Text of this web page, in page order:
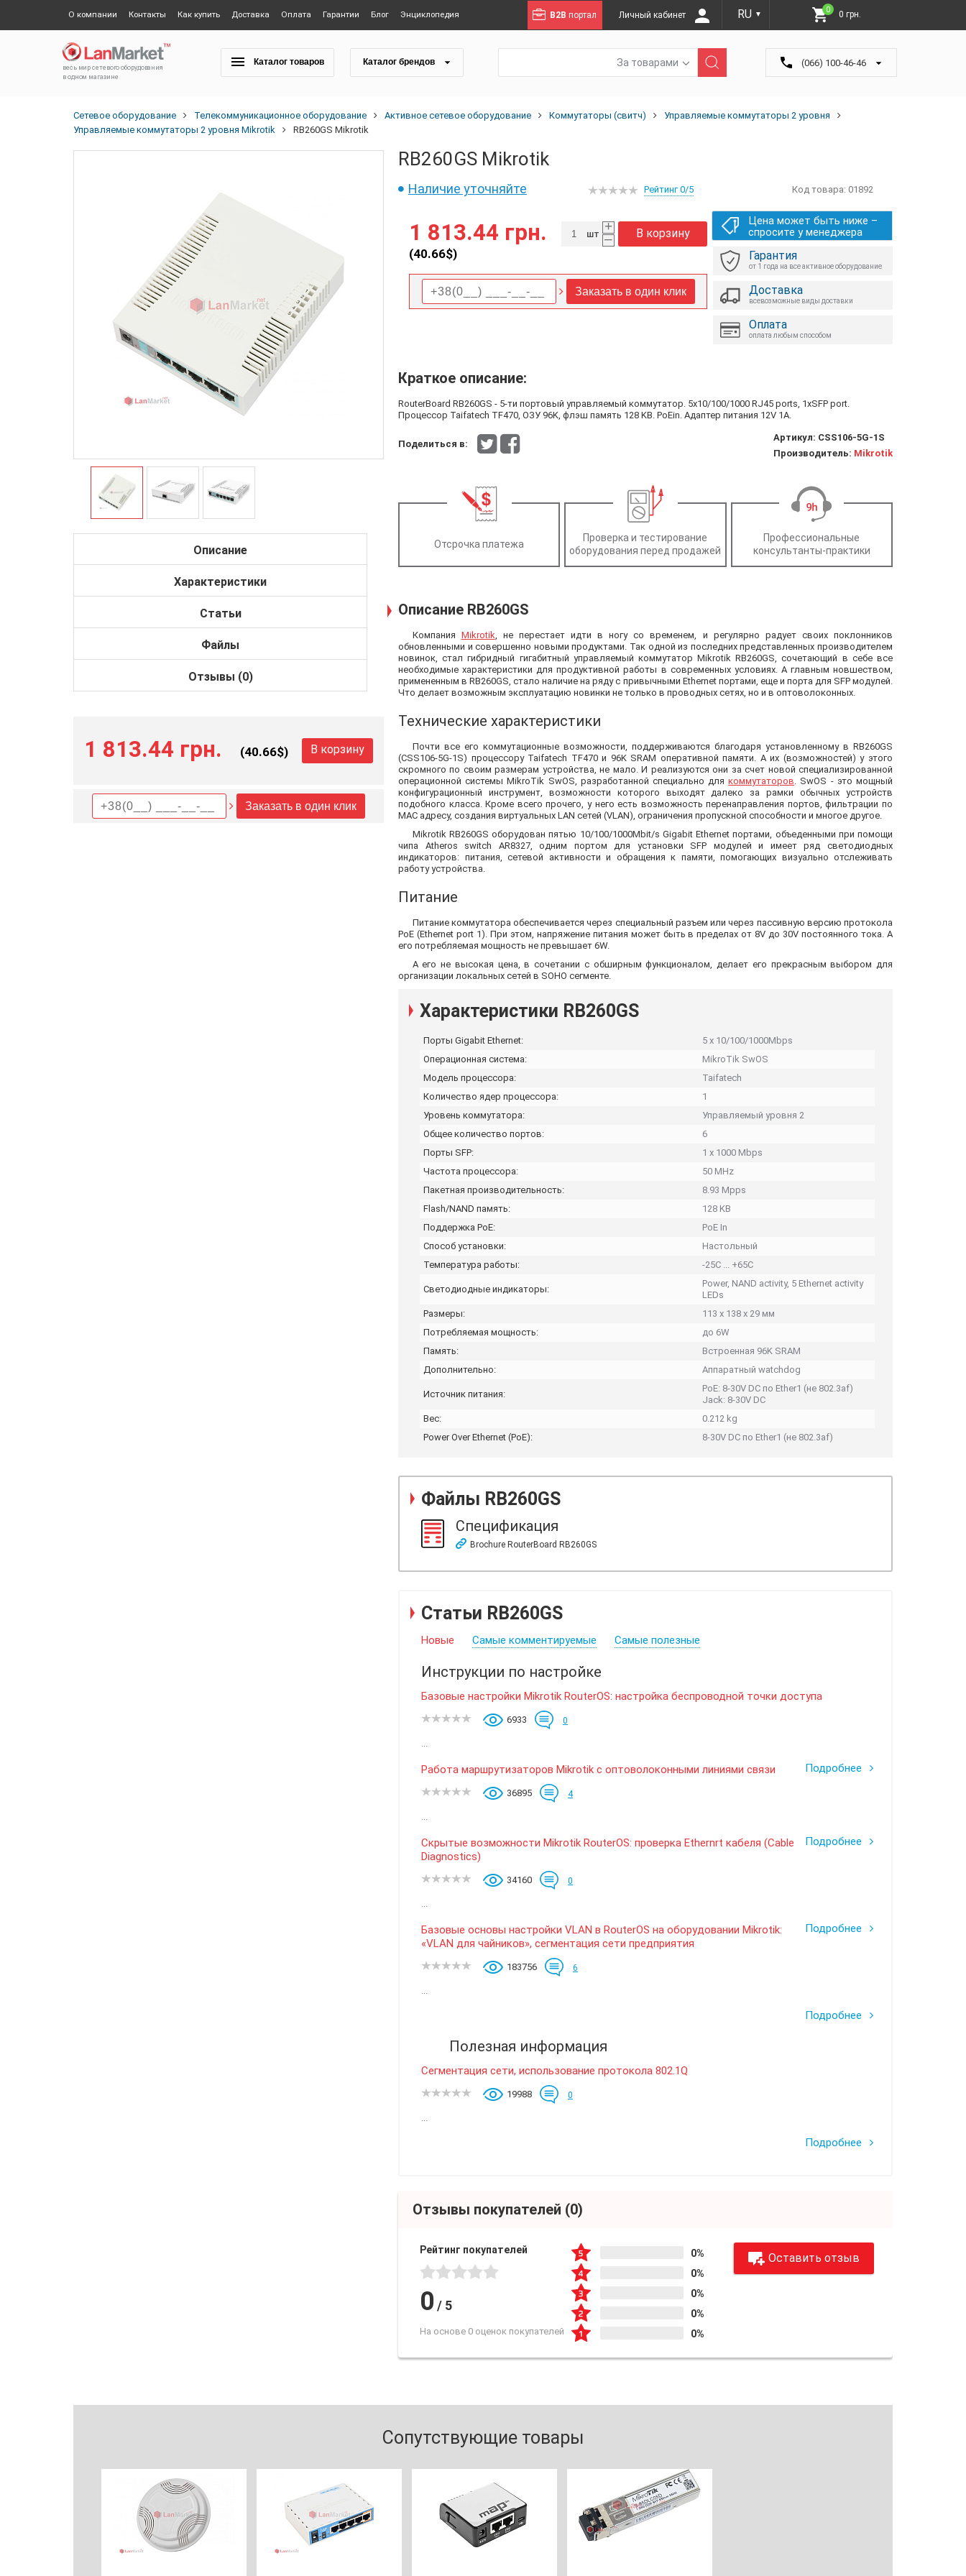
О компании Контакты Как купить Доставка Оплата Гарантии Блог Энциклопедия B2B портал Личный кабинет RU ▼
0 0 грн.
весь мир сетевого оборудования
в одном магазине
Каталог товаров Каталог брендов За товарами (066) 100-46-46
Сетевое оборудование Телекоммуникационное оборудование Активное сетевое оборудование Коммутаторы (свитч)
Управляемые коммутаторы 2 уровня
Управляемые коммутаторы 2 уровня Mikrotik
RB260GS Mikrotik
Описание
Характеристики
Статьи
Файлы
Отзывы (0)
1 813.44 грн. (40.66$) В корзину
Заказать в один клик
RB260GS Mikrotik
Наличие уточняйте Код товара: 01892
Рейтинг 0/5
1 813.44 грн.
(40.66$)
+
–
В корзину
шт
Заказать в один клик
Цена может быть ниже –
спросите у менеджера
Гарантия
от 1 года на все активное оборудование
Доставка
всевозможные виды доставки
Оплата
оплата любым способом
Краткое описание:
RouterBoard RB260GS - 5-ти портовый управляемый коммутатор. 5x10/100/1000 RJ45 ports, 1xSFP port.
Процессор Taifatech TF470, ОЗУ 96K, флэш память 128 KB. PoEin. Адаптер питания 12V 1A.
Артикул: CSS106-5G-1S
Производитель: Mikrotik
Поделиться в:
Отсрочка платежа
Проверка и тестирование
оборудования перед продажей
Профессиональные
консультанты-практики
Описание RB260GS
Компания Mikrotik , не перестает идти в ногу со временем, и регулярно радует своих поклонников
обновленными и совершенно новыми продуктами. Так одной из последних представленных производителем
новинок, стал гибридный гигабитный управляемый коммутатор Mikrotik RB260GS, сочетающий в себе все
необходимые характеристики для продуктивной работы в современных условиях. А главным новшеством,
примененным в RB260GS, стало наличие на ряду с привычными Ethernet портами, еще и порта для SFP модулей.
Что делает возможным эксплуатацию новинки не только в проводных сетях, но и в оптоволоконных.
Технические характеристики
Почти все его коммутационные возможности, поддерживаются благодаря установленному в RB260GS
(CSS106-5G-1S) процессору Taifatech TF470 и 96K SRAM оперативной памяти. А их (возможностей) у этого
скромного по своим размерам устройства, не мало. И реализуются они за счет новой специализированной
операционной системы MikroTik SwOS, разработанной специально длякоммутаторов . SwOS - это мощный
конфигурационный инструмент, возможности которого выходят далеко за рамки обычных устройств
подобного класса. Кроме всего прочего, у него есть возможность перенаправления портов, фильтрации по
MAC адресу, создания виртуальных LAN сетей (VLAN), ограничения пропускной способности и многое другое.
Mikrotik RB260GS оборудован пятью 10/100/1000Mbit/s Gigabit Ethernet портами, объеденными при помощи
чипа Atheros switch AR8327, одним портом для установки SFP модулей и имеет ряд светодиодных
индикаторов: питания, сетевой активности и обращения к памяти, помогающих визуально отслеживать
работу устройства.
Питание
Питание коммутатора обеспечивается через специальный разъем или через пассивную версию протокола
PoE (Ethernet port 1). При этом, напряжение питания может быть в пределах от 8V до 30V постоянного тока. А
его потребляемая мощность не превышает 6W.
А его не высокая цена, в сочетании с обширным функционалом, делает его прекрасным выбором для
организации локальных сетей в SOHO сегменте.
Характеристики RB260GS
Порты Gigabit Ethernet:
5 x 10/100/1000Mbps
Операционная система:
MikroTik SwOS
Модель процессора:
Taifatech
Количество ядер процессора:
1
Уровень коммутатора:
Управляемый уровня 2
Общее количество портов:
6
Порты SFP:
1 x 1000 Mbps
Частота процессора:
50 MHz
Пакетная производительность:
8.93 Mpps
Flash/NAND память:
128 KB
Поддержка PoE:
PoE In
Способ установки:
Настольный
Температура работы:
-25C ... +65C
Светодиодные индикаторы:
Power, NAND activity, 5 Ethernet activity
LEDs
Размеры:
113 x 138 x 29 мм
Потребляемая мощность:
до 6W
Память:
Встроенная 96K SRAM
Дополнительно:
Аппаратный watchdog
Источник питания:
PoE: 8-30V DC по Ether1 (не 802.3af)
Jack: 8-30V DC
Вес:
0.212 kg
Power Over Ethernet (PoE):
8-30V DC по Ether1 (не 802.3af)
Файлы RB260GS
Спецификация
Brochure RouterBoard RB260GS
Статьи RB260GS
Новые Самые комментируемые Самые полезные
Инструкции по настройке
Базовые настройки Mikrotik RouterOS: настройка беспроводной точки доступа
6933 0
Подробнее
Работа маршрутизаторов Mikrotik с оптоволоконными линиями связи
36895 4
Подробнее
Скрытые возможности Mikrotik RouterOS: проверка Ethernrt кабеля (Cable
Diagnostics)
34160 0
Подробнее
Базовые основы настройки VLAN в RouterOS на оборудовании Mikrotik:
«VLAN для чайников», сегментация сети предприятия
183756 6
Подробнее
Полезная информация
Сегментация сети, использование протокола 802.1Q
19988 0
Подробнее
Отзывы покупателей (0)
Рейтинг покупателей
0 / 5
На основе 0 оценок покупателей
0%
0%
0%
0%
0%
Оставить отзыв
Сопутствующие товары